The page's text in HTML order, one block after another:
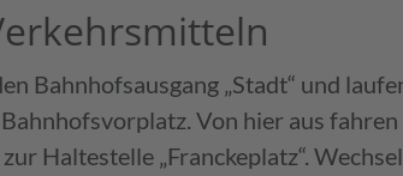
Bahnhofsausgang „Stadt“ und
Von hier aus
Haltestelle „Franckeplatz“.